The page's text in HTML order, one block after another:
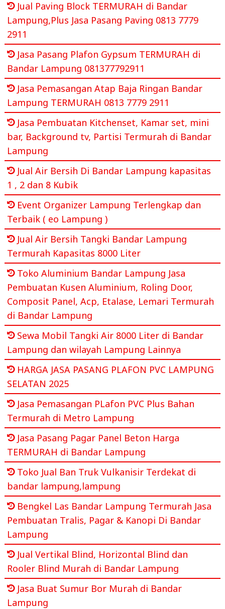
Jual Paving Block TERMURAH di Bandar
Lampung,Plus Jasa Pasang Paving 0813 7779
2911
Jasa Pasang Plafon Gypsum TERMURAH di
Bandar Lampung 081377792911
Jasa Pemasangan Atap Baja Ringan Bandar
Lampung TERMURAH 0813 7779 2911
Jasa Pembuatan Kitchenset, Kamar set, mini
bar, Background tv, Partisi Termurah di Bandar
Lampung
Jual Air Bersih Di Bandar Lampung kapasitas
1 , 2 dan 8 Kubik
Event Organizer Lampung Terlengkap dan
Terbaik ( eo Lampung )
Jual Air Bersih Tangki Bandar Lampung
Termurah Kapasitas 8000 Liter
Toko Aluminium Bandar Lampung Jasa
Pembuatan Kusen Aluminium, Roling Door,
Composit Panel, Acp, Etalase, Lemari Termurah
di Bandar Lampung
Sewa Mobil Tangki Air 8000 Liter di Bandar
Lampung dan wilayah Lampung Lainnya
HARGA JASA PASANG PLAFON PVC LAMPUNG
SELATAN 2025
Jasa Pemasangan PLafon PVC Plus Bahan
Termurah di Metro Lampung
Jasa Pasang Pagar Panel Beton Harga
TERMURAH di Bandar Lampung
Toko Jual Ban Truk Vulkanisir Terdekat di
bandar lampung,lampung
Bengkel Las Bandar Lampung Termurah Jasa
Pembuatan Tralis, Pagar & Kanopi Di Bandar
Lampung
Jual Vertikal Blind, Horizontal Blind dan
Rooler Blind Murah di Bandar Lampung
Jasa Buat Sumur Bor Murah di Bandar
Lampung